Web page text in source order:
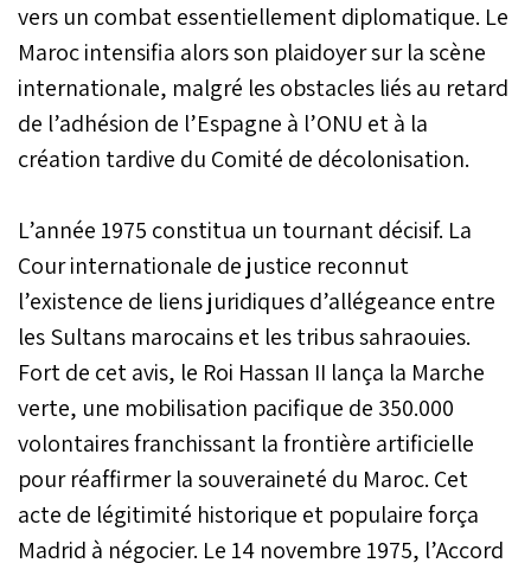
vers un combat essentiellement diplomatique. Le
Maroc intensifia alors son plaidoyer sur la scène
internationale, malgré les obstacles liés au retard
de l’adhésion de l’Espagne à l’ONU et à la
création tardive du Comité de décolonisation.
L’année 1975 constitua un tournant décisif. La
Cour internationale de justice reconnut
l’existence de liens juridiques d’allégeance entre
les Sultans marocains et les tribus sahraouies.
Fort de cet avis, le Roi Hassan II lança la Marche
verte, une mobilisation pacifique de 350.000
volontaires franchissant la frontière artificielle
pour réaffirmer la souveraineté du Maroc. Cet
acte de légitimité historique et populaire força
Madrid à négocier. Le 14 novembre 1975, l’Accord